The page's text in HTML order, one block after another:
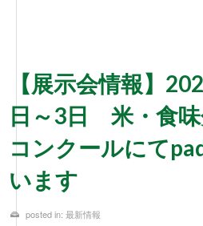
【展示会情報】
日～3日 米・食味
コンクールにて
います
posted in: 最新情報